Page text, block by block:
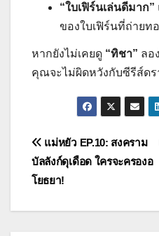
“ใบเฟิร์นเล่นดีมาก”
ของใบเฟิร์นที่ถ่ายท
หากยังไม่เคยดู “ทิชา” ลอ
คุณจะไม่ผิดหวังกับซีรีส์ดร
แนะแนว
เรื่อง
แม่หยัว EP.10: สงคราม
บัลลังก์ดุเดือด ใครจะครองอ
โยธยา!